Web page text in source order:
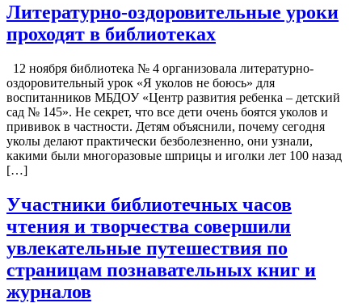
Литературно-оздоровительные уроки
проходят в библиотеках
12 ноября библиотека № 4 организовала литературно-
оздоровительный урок «Я уколов не боюсь» для
воспитанников МБДОУ «Центр развития ребенка – детский
сад № 145». Не секрет, что все дети очень боятся уколов и
прививок в частности. Детям объяснили, почему сегодня
уколы делают практически безболезненно, они узнали,
какими были многоразовые шприцы и иголки лет 100 назад
[…]
Участники библиотечных часов
чтения и творчества совершили
увлекательные путешествия по
страницам познавательных книг и
журналов